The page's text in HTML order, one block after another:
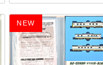
NEW